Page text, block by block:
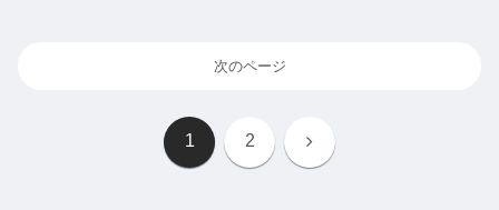
次のページ
1 2 次